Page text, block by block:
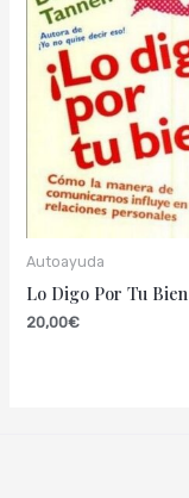
Autoayuda
Lo Digo Por Tu Bien
20,00€